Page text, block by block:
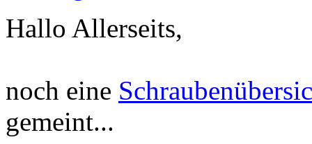
Hallo Allerseits,
noch eine
gemeint...